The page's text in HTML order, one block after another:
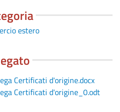
estero
Certificati d'origine.docx
Certificati d'origine_0.odt